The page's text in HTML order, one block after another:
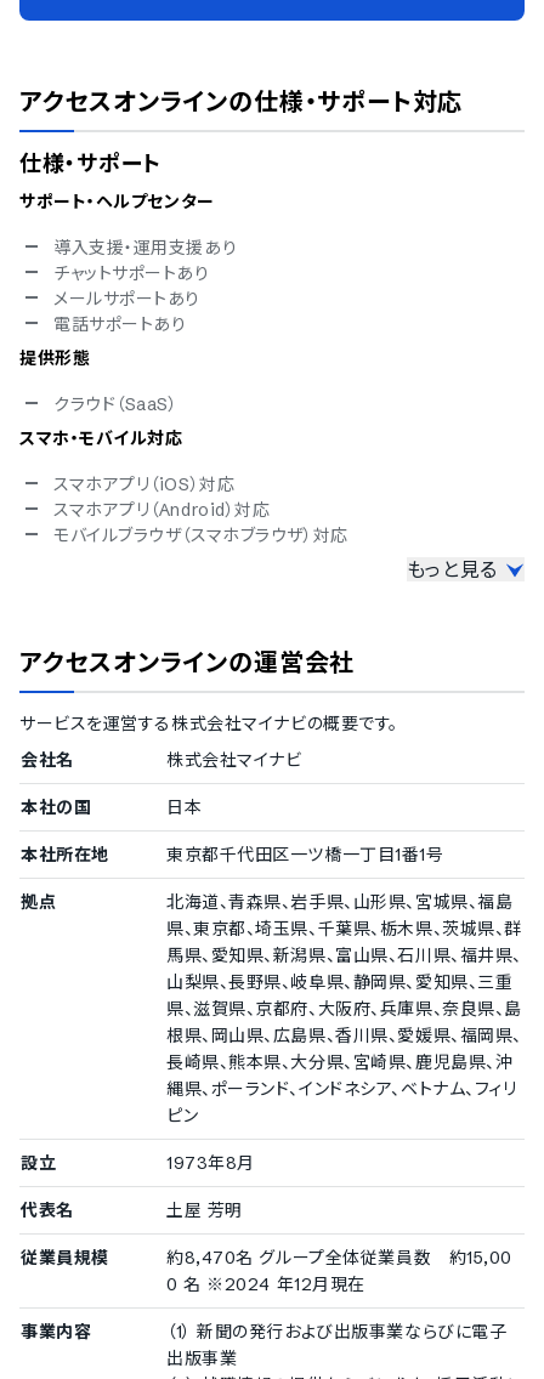
アクセスオンラインの仕様・サポート対応
仕様・サポート
サポート・ヘルプセンター
導入支援・運用支援あり
チャットサポートあり
メールサポートあり
電話サポートあり
提供形態
クラウド（SaaS）
スマホ・モバイル対応
スマホアプリ（iOS）対応
スマホアプリ（Android）対応
モバイルブラウザ（スマホブラウザ）対応
冗長化
通信の暗号化
IP制限
シングルサインオン
対応言語
中国語
英語
韓国語
もっと見る
アクセスオンラインの運営会社
サービスを運営する株式会社マイナビの概要です。
会社名
株式会社マイナビ
本社の国 日本
本社所在地 東京都千代田区一ツ橋一丁目1番1号
拠点
北海道、青森県、岩手県、山形県、宮城県、福島
県、東京都、埼玉県、千葉県、栃木県、茨城県、群
馬県、愛知県、新潟県、富山県、石川県、福井県、
山梨県、長野県、岐阜県、静岡県、愛知県、三重
県、滋賀県、京都府、大阪府、兵庫県、奈良県、島
根県、岡山県、広島県、香川県、愛媛県、福岡県、
長崎県、熊本県、大分県、宮崎県、鹿児島県、沖
縄県、ポーランド、インドネシア、ベトナム、フィリ
ピン
設立 1973年8月
代表名 土屋 芳明
従業員規模
約8,470名 グループ全体従業員数 約15,00
0 名 ※2024 年12月現在
事業内容
（1） 新聞の発行および出版事業ならびに電子
出版事業